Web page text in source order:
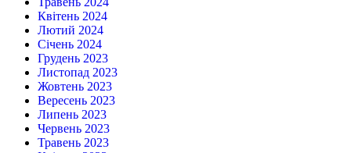
Квітень 2024
Лютий 2024
Січень 2024
Грудень 2023
Листопад 2023
Жовтень 2023
Вересень 2023
Липень 2023
Червень 2023
Травень 2023